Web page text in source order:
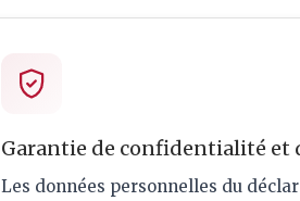
Garantie de confidentialité et
Les données personnelles du